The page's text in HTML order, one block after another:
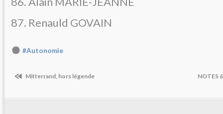
87. Renauld GOVAIN
#Autonomie
Mitterrand, hors légende NOTES